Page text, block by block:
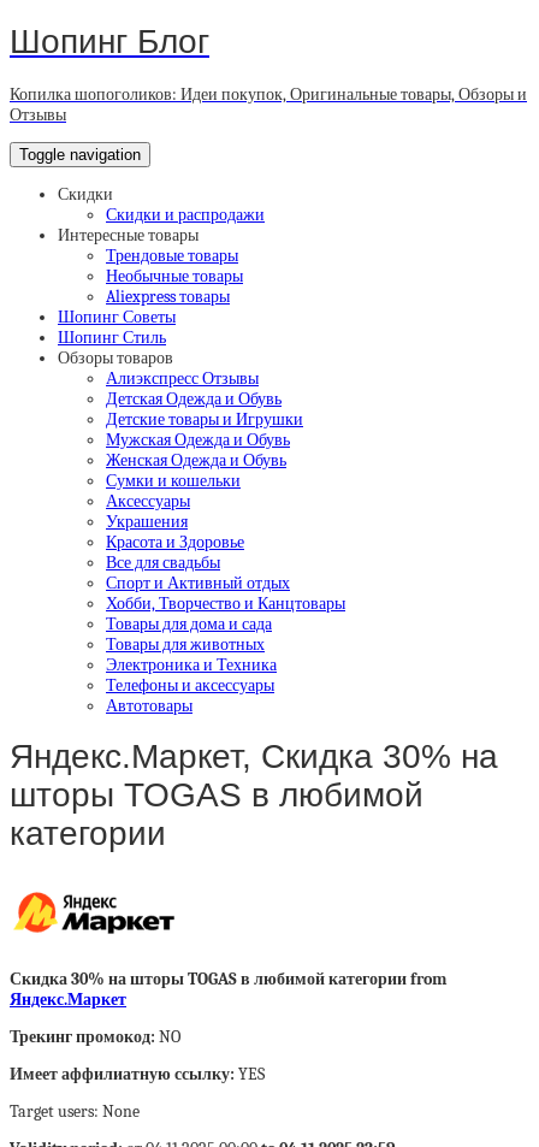
Шопинг Блог
Копилка шопоголиков: Идеи покупок, Оригинальные товары, Обзоры и
Отзывы
Toggle navigation
Скидки
Скидки и распродажи
Интересные товары
Трендовые товары
Необычные товары
Aliexpress товары
Шопинг Советы
Шопинг Стиль
Обзоры товаров
Алиэкспресс Отзывы
Детская Одежда и Обувь
Детские товары и Игрушки
Мужская Одежда и Обувь
Женская Одежда и Обувь
Сумки и кошельки
Аксессуары
Украшения
Красота и Здоровье
Все для свадьбы
Спорт и Активный отдых
Хобби, Творчество и Канцтовары
Товары для дома и сада
Товары для животных
Электроника и Техника
Телефоны и аксессуары
Автотовары
Яндекс.Маркет, Скидка 30% на
шторы TOGAS в любимой
категории
Скидка 30% на шторы TOGAS в любимой категории from
Яндекс.Маркет
Трекинг промокод: NO
Имеет аффилиатную ссылку: YES
Target users: None